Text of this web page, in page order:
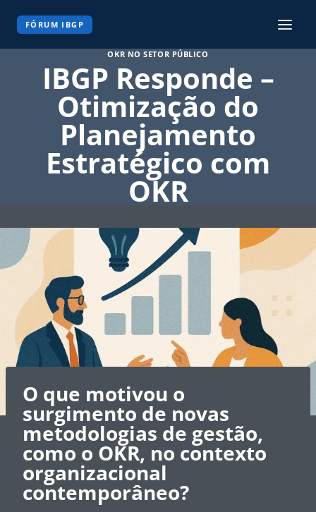
FÓRUM IBGP
OKR NO SETOR PÚBLICO
IBGP Responde –
Otimização do
Planejamento
Estratégico com
OKR
O que motivou o
surgimento de novas
metodologias de gestão,
como o OKR, no contexto
organizacional
contemporâneo?